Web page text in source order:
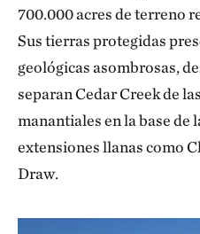
700.000 acres de terreno
Sus tierras protegidas
geológicas asombrosas,
separan Cedar Creek de
manantiales en la base de
extensiones llanas como
Draw.